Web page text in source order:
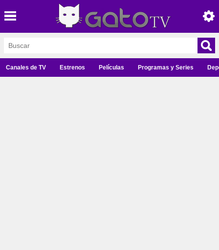
Canales de TV Estrenos Películas Programas y Series